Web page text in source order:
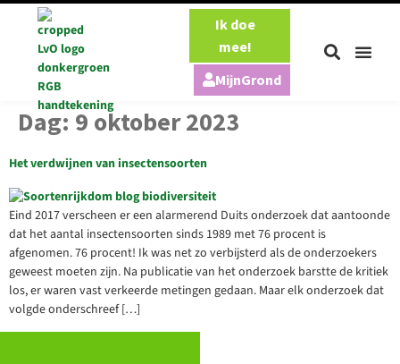
Ik doe
mee!
MijnGrond
Dag: 9 oktober 2023
Het verdwijnen van insectensoorten
Eind 2017 verscheen er een alarmerend Duits onderzoek dat aantoonde
dat het aantal insectensoorten sinds 1989 met 76 procent is
afgenomen. 76 procent! Ik was net zo verbijsterd als de onderzoekers
geweest moeten zijn. Na publicatie van het onderzoek barstte de kritiek
los, er waren vast verkeerde metingen gedaan. Maar elk onderzoek dat
volgde onderschreef […]